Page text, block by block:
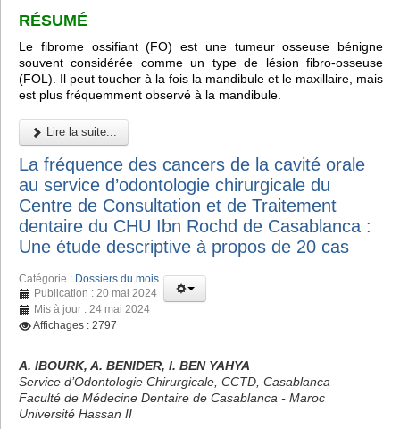
RÉSUMÉ
Le fibrome ossifiant (FO) est une tumeur osseuse bénigne
souvent considérée comme un type de lésion fibro-osseuse
(FOL). Il peut toucher à la fois la mandibule et le maxillaire, mais
est plus fréquemment observé à la mandibule.
Lire la suite...
La fréquence des cancers de la cavité orale
au service d’odontologie chirurgicale du
Centre de Consultation et de Traitement
dentaire du CHU Ibn Rochd de Casablanca :
Une étude descriptive à propos de 20 cas
Catégorie : Dossiers du mois
Publication : 20 mai 2024
Mis à jour : 24 mai 2024
Affichages : 2797
A. IBOURK, A. BENIDER, I. BEN YAHYA
Service d’Odontologie Chirurgicale, CCTD, Casablanca
Faculté de Médecine Dentaire de Casablanca - Maroc
Université Hassan II